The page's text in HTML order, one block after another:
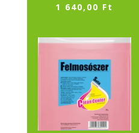
1 640,00 Ft